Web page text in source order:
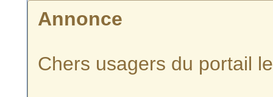
Annonce
Chers usagers du portail